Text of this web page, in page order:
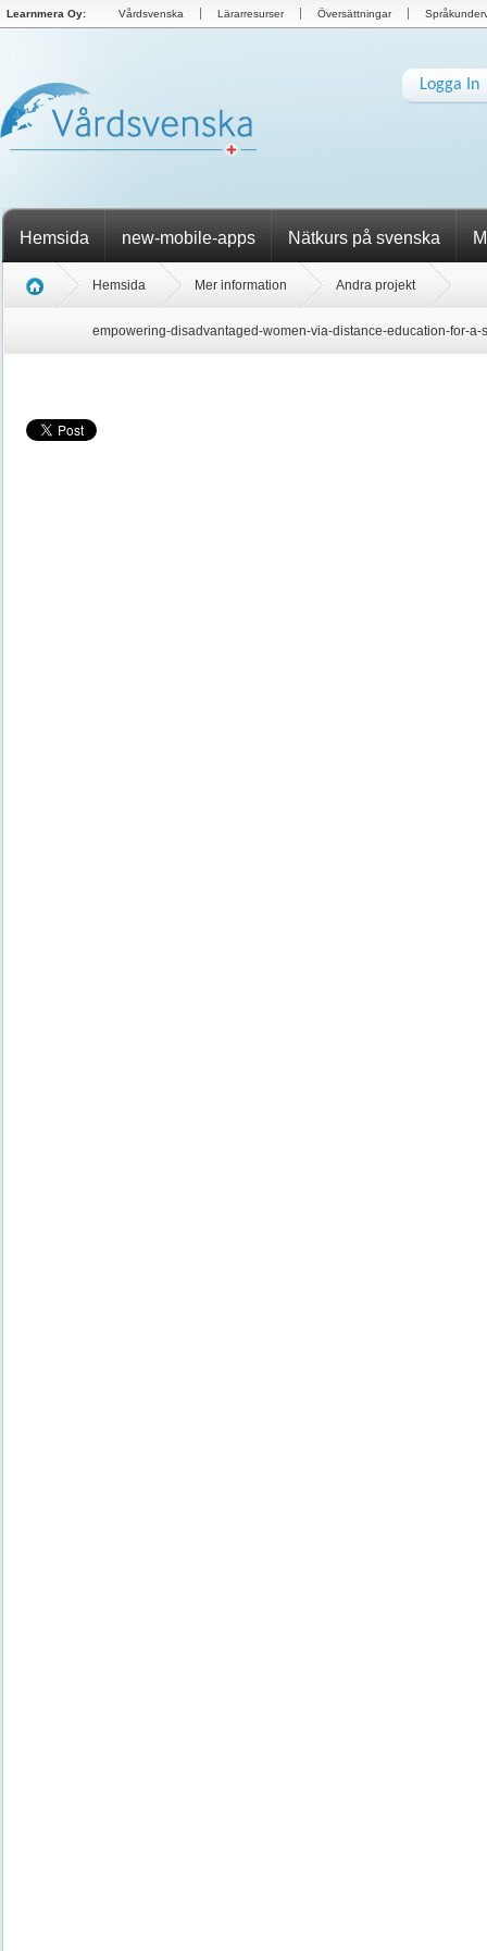
Learnmera Oy: Vårdsvenska Lärarresurser Översättningar
Logga In
Hemsida new-mobile-apps Nätkurs på svenska
Hemsida Mer information Andra projekt
empowering-disadvantaged-women-via-distance-education-for-